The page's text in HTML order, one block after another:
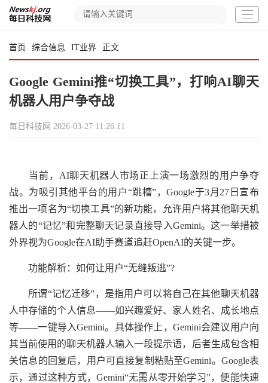
首页 综合信息 IT业界 正文
Google Gemini推“切换工具”，打响AI聊天
机器人用户争夺战
每日科技网 2026-03-27 11:26:11
当前，AI聊天机器人市场正上演一场激烈的用户争夺
战。为吸引其他平台的用户“跳槽”，Google于3月27日宣布
推出一项名为“切换工具”的新功能，允许用户将其他聊天机
器人的“记忆”和完整聊天记录直接导入Gemini。这一举措被
外界视为Google在AI助手赛道追赶OpenAI的关键一步。
功能解析：如何让用户“无缝叛逃”?
所谓“记忆迁移”，是指用户可以将自己在其他聊天机器
人中存储的个人信息——如兴趣爱好、家人姓名、成长地点
等——一键导入Gemini。具体操作上，Gemini会建议用户向
其当前使用的聊天机器人输入一段提示语，后者生成包含相
关信息的回复后，用户可直接复制粘贴至Gemini。Google表
示，通过这种方式，Gemini“无需从零开始学习”，便能快速